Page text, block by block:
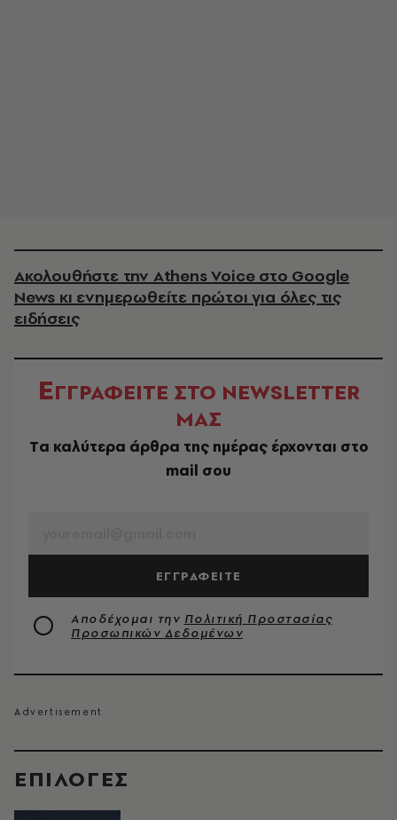
EΠΙΛΟΓΈΣ
Ακολουθήστε την Athens Voice στο Google
News κι ενημερωθείτε πρώτοι για όλες τις
ειδήσεις
ΕΓΓΡΑΦΕΙΤΕ ΣΤΟ NEWSLETTER
ΜΑΣ
Tα καλύτερα άρθρα της ημέρας έρχονται στο
mail σου
ΕΓΓΡΑΦΕΙΤΕ
Αποδέχομαι την Πολιτική Προστασίας
Προσωπικών Δεδομένων